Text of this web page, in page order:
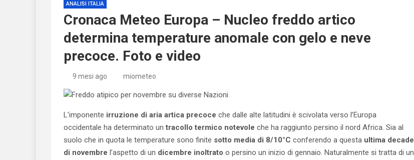
ANALISI ITALIA
Cronaca Meteo Europa – Nucleo freddo artico
determina temperature anomale con gelo e neve
precoce. Foto e video
9 mesi ago miometeo
L’imponente irruzione di aria artica precoce che dalle alte latitudini è scivolata verso l’Europa
occidentale ha determinato untracollo termico notevole che ha raggiunto persino il nord Africa. Sia al
suolo che in quota le temperature sono finite sotto media di 8/10°C conferendo a questa ultima decade
di novembre l’aspetto di un dicembre inoltrato o persino un inizio di gennaio. Naturalmente si tratta di un